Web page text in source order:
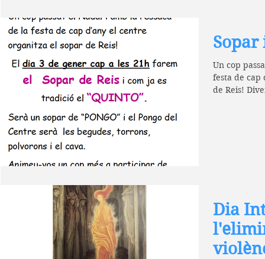
Sopar
Un cop
festa de cap
de Reis!
Dia